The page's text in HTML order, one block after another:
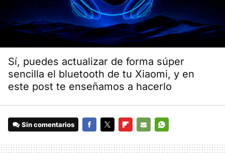
Sí, puedes actualizar de forma súper
sencilla el bluetooth de tu Xiaomi, y en
este post te enseñamos a hacerlo
Sin comentarios